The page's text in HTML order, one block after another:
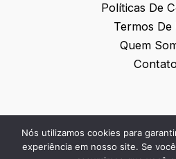
Políticas De
Termos De
Quem
© 2026
Nós utilizamos cookies para
experiência em nosso site. Se